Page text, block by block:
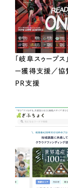
「岐阜スゥープ
ー獲得支援／協
PR支援